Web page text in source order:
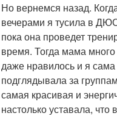
Но вернемся назад.
вечерами я тусила в
пока она проведет
время. Тогда мама
даже нравилось и я
подглядывала за
самая красивая и
настолько уставала,